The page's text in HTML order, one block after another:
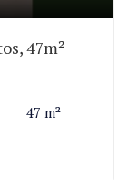
47m²
47 m²